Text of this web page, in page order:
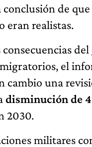
de que
eran realistas.
del
el
cambio una
disminución de
2030.
militares